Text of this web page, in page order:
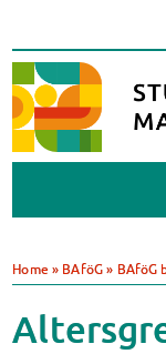
BAföG beantragen
BAföG-FAQs
Dokumente
BAföG-
Home » BAföG » BAföG